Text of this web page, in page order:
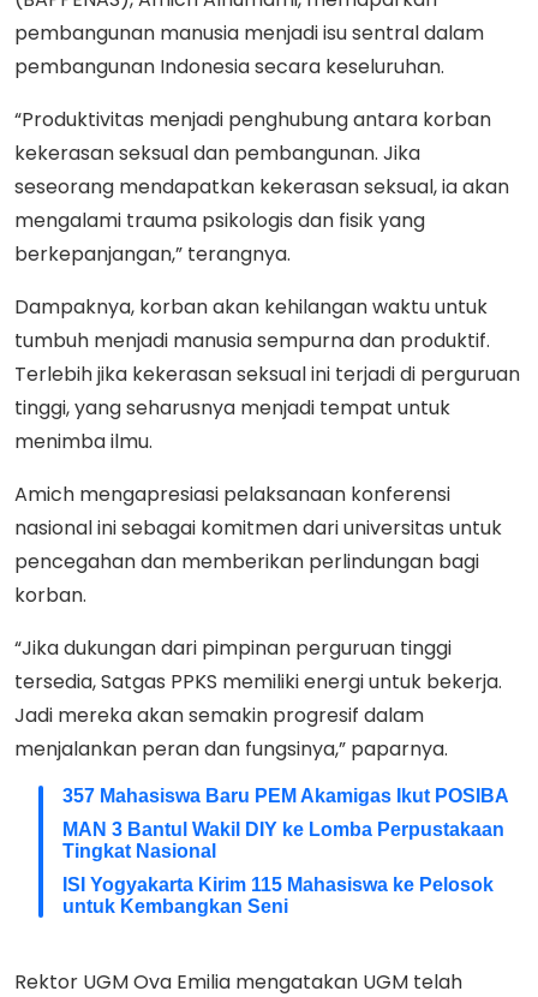
pembangunan manusia menjadi isu sentral dalam
pembangunan Indonesia secara keseluruhan.
“Produktivitas menjadi penghubung antara korban
kekerasan seksual dan pembangunan. Jika
seseorang mendapatkan kekerasan seksual, ia akan
mengalami trauma psikologis dan fisik yang
berkepanjangan,” terangnya.
Dampaknya, korban akan kehilangan waktu untuk
tumbuh menjadi manusia sempurna dan produktif.
Terlebih jika kekerasan seksual ini terjadi di perguruan
tinggi, yang seharusnya menjadi tempat untuk
menimba ilmu.
Amich mengapresiasi pelaksanaan konferensi
nasional ini sebagai komitmen dari universitas untuk
pencegahan dan memberikan perlindungan bagi
korban.
“Jika dukungan dari pimpinan perguruan tinggi
tersedia, Satgas PPKS memiliki energi untuk bekerja.
Jadi mereka akan semakin progresif dalam
menjalankan peran dan fungsinya,” paparnya.
357 Mahasiswa Baru PEM Akamigas Ikut POSIBA
MAN 3 Bantul Wakil DIY ke Lomba Perpustakaan
Tingkat Nasional
ISI Yogyakarta Kirim 115 Mahasiswa ke Pelosok
untuk Kembangkan Seni
Rektor UGM Ova Emilia mengatakan UGM telah